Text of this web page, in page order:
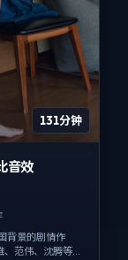
131分钟
音效
背景的剧情作
、范伟、沈腾等